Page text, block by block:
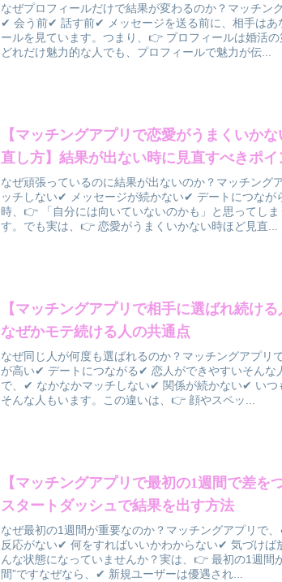
なぜプロフィールだけで結果が変わるのか？マッチン
✔ 会う前✔ 話す前✔ メッセージを送る前に、相手はあ
ールを見ています。つまり、👉 プロフィールは婚活の
どれだけ魅力的な人でも、プロフィールで魅力が伝...
【マッチングアプリで恋愛がうまくいか
直し方】結果が出ない時に見直すべきポイ
なぜ頑張っているのに結果が出ないのか？マッチング
ッチしない✔ メッセージが続かない✔ デートにつなが
時、👉 「自分には向いていないのかも」と思ってしま
す。でも実は、👉 恋愛がうまくいかない時ほど見直...
【マッチングアプリで相手に選ばれ続ける
なぜかモテ続ける人の共通点
なぜ同じ人が何度も選ばれるのか？マッチングアプリ
が高い✔ デートにつながる✔ 恋人ができやすいそんな
で、✔ なかなかマッチしない✔ 関係が続かない✔ いつ
そんな人もいます。この違いは、👉 顔やスペッ...
【マッチングアプリで最初の1週間で差を
スタートダッシュで結果を出す方法
なぜ最初の1週間が重要なのか？マッチングアプリで
反応がない✔ 何をすればいいかわからない✔ 気づけば
んな状態になっていませんか？実は、👉 最初の1週間
間”ですなぜなら、✔ 新規ユーザーは優遇され...